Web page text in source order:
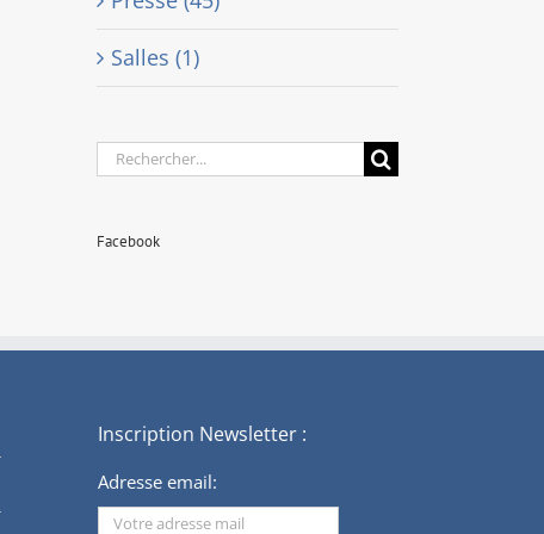
Salles (1)
Rechercher:
Facebook
Inscription Newsletter :
Adresse email: